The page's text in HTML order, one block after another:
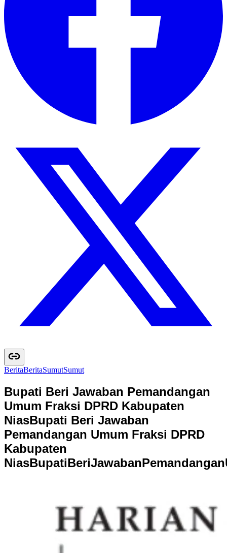
BeritaBeritaSumutSumut
Bupati Beri Jawaban Pemandangan
Umum Fraksi DPRD Kabupaten
NiasBupati Beri Jawaban
Pemandangan Umum Fraksi DPRD
Kabupaten
NiasBupatiBeriJawabanPemandangan